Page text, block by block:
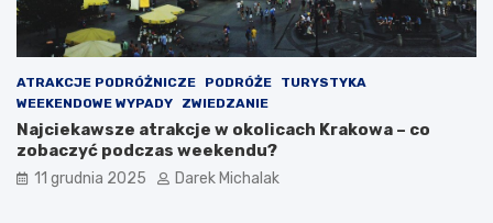
ATRAKCJE PODRÓŻNICZE PODRÓŻE
TURYSTYKA
WEEKENDOWE WYPADY
ZWIEDZANIE
Najciekawsze atrakcje w okolicach Krakowa – co
zobaczyć podczas weekendu?
11 grudnia 2025 Darek Michalak